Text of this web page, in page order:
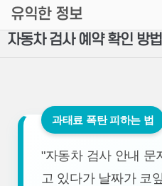
유익한 정보
자동차 검사 예약 확인 방
과태료 폭탄 피하는 법
"자동차 검사 안내 문
고 있다가 날짜가 코